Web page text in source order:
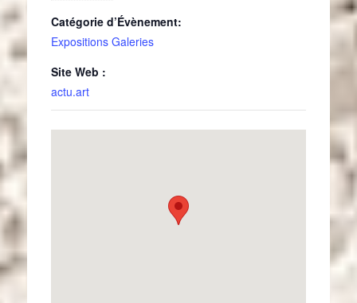
Catégorie d’Évènement:
Expositions Galeries
Site Web :
actu.art